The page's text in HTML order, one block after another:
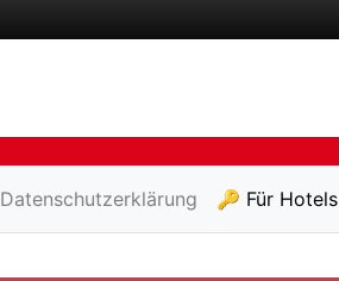
Datenschutzerklärung 🔑 Für Hotels